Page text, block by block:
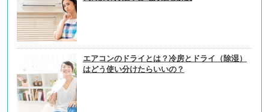
エアコンのドライとは？冷房とドライ（除湿）
はどう使い分けたらいいの？